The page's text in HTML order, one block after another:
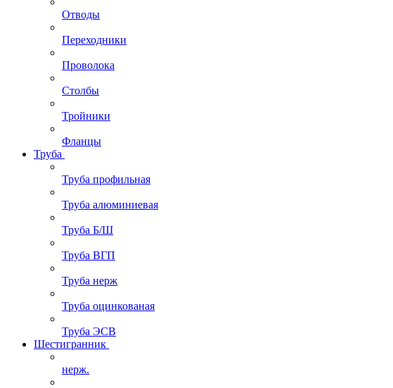
Отводы
Переходники
Проволока
Столбы
Тройники
Фланцы
Труба
Труба профильная
Труба алюминиевая
Труба Б/Ш
Труба ВГП
Труба нерж
Труба оцинкованая
Труба ЭСВ
Шестигранник
нерж.